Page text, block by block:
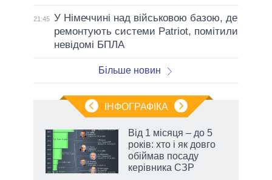
21:45 У Німеччині над військовою базою, де
ремонтують системи Patriot, помітили
невідомі БПЛА
Більше новин
ІНФОГРАФІКА
Від 1 місяця – до 5
років: хто і як довго
обіймав посаду
керівника СЗР